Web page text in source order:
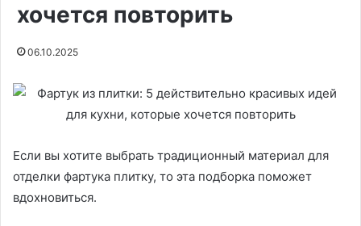
хочется повторить
06.10.2025
Если вы хотите выбрать традиционный материал для
отделки фартука плитку, то эта подборка поможет
вдохновиться.